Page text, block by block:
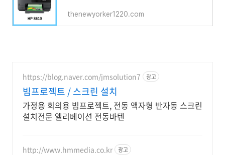
thenewyorker1220.com
https://blog.naver.com/jmsolution7 광고
빔프로젝트 / 스크린 설치
가정용 회의용 빔프로젝트, 전동 액자형 반자동 스크린
설치전문 엘리베이션 전동바텐
http://www.hmmedia.co.kr 광고